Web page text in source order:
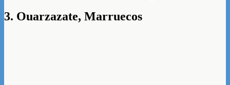
3. Ouarzazate, Marruecos